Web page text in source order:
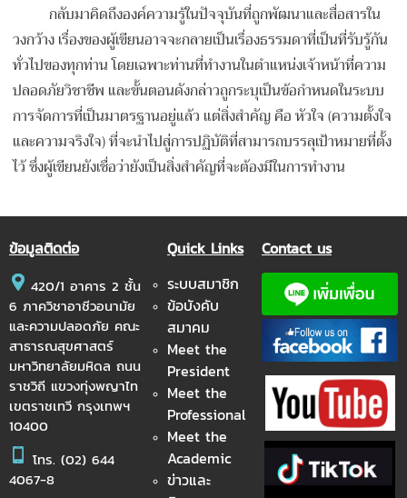
กลับมาคิดถึงองค์ความรู้ในปัจจุบันที่ถูกพัฒนาและสื่อสารใน
วงกว้าง เรื่องของผู้เขียนอาจจะกลายเป็นเรื่องธรรมดาที่เป็นที่รับรู้กัน
ทั่วไปของทุกท่าน โดยเฉพาะท่านที่ทำงานในตำแหน่งเจ้าหน้าที่ความ
ปลอดภัยวิชาชีพ และขั้นตอนดังกล่าวถูกระบุเป็นข้อกำหนดในระบบ
การจัดการที่เป็นมาตรฐานอยู่แล้ว แต่สิ่งสำคัญ คือ หัวใจ (ความตั้งใจ
และความจริงใจ) ที่จะนำไปสู่การปฏิบัติที่สามารถบรรลุเป้าหมายที่ตั้ง
ไว้ ซึ่งผู้เขียนยังเชื่อว่ายังเป็นสิ่งสำคัญที่จะต้องมีในการทำงาน
ข้อมูลติดต่อ
420/1 อาคาร 2 ชั้น
6 ภาควิชาอาชีวอนามัย
และความปลอดภัย คณะ
สาธารณสุขศาสตร์
มหาวิทยาลัยมหิดล ถนน
ราชวิถี แขวงทุ่งพญาไท
เขตราชเทวี กรุงเทพฯ
10400
โทร. (02) 644
4067-8
Quick Links
ระบบสมาชิก
ข้อบังคับ
สมาคม
Meet the
President
Meet the
Professional
Meet the
Academic
ข่าวและ
Contact us